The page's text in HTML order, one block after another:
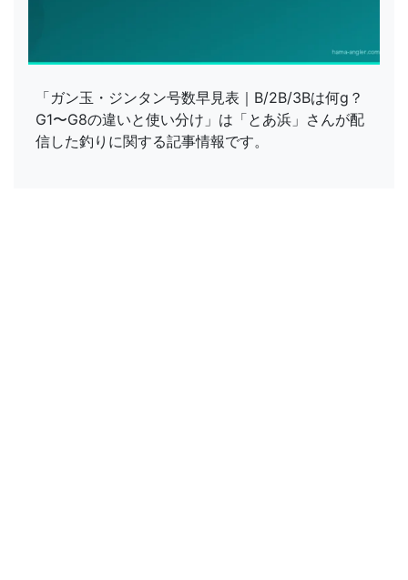
「ガン玉・ジンタン号数早見表｜B/2B/3Bは何g？
G1〜G8の違いと使い分け」は「とあ浜」さんが配
信した釣りに関する記事情報です。